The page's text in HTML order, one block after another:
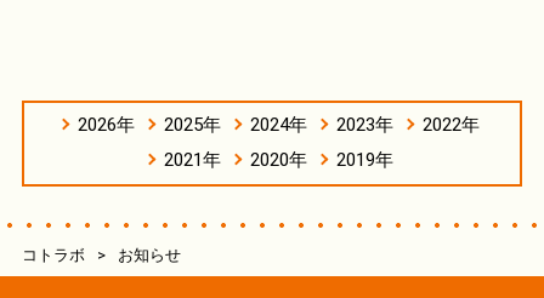
2026年 2025年 2024年 2023年
2022年
2021年
2020年 2019年
コトラボ > お知らせ